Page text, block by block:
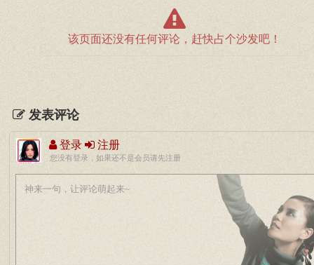
该页面还没有任何评论，赶快占个沙发吧！
发表评论
登录 注册
您没有登录，如果还不是会员请先注册